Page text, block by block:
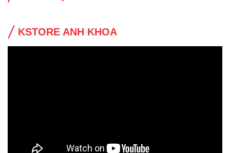
KSTORE ANH KHOA